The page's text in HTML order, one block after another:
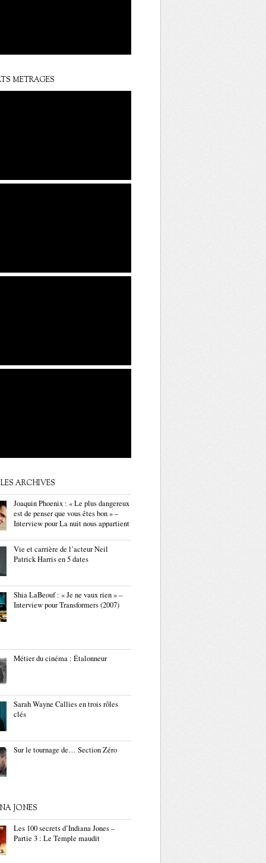
METRAGES
ARCHIVES
Joaquin Phoenix : « Le plus dangereux
est de penser que vous êtes bon » –
Interview pour La nuit nous appartient
Vie et carrière de l’acteur Neil
Patrick Harris en 5 dates
Shia LaBeouf : « Je ne vaux rien » –
Interview pour Transformers (2007)
Métier du cinéma : Étalonneur
Sarah Wayne Callies en trois rôles
clés
Sur le tournage de… Section Zéro
JONES
Les 100 secrets d’Indiana Jones –
Partie 3 : Le Temple maudit